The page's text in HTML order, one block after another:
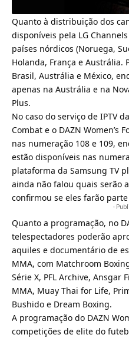
Quanto à distribuição dos
disponíveis pela LG Channels
países nórdicos (Noruega,
Holanda, França e Austrália.
Brasil, Austrália e México,
apenas na Austrália e na
Plus.
No caso do serviço de IPTV
Combat e o DAZN Women’s
nas numeração 108 e 109,
estão disponíveis nas
plataforma da Samsung TV
ainda não falou quais serão
confirmou se eles farão
-
Quanto a programação, no
telespectadores poderão
aquiles e documentário de
MMA, com Matchroom
Série X, PFL Archive, Ansgar
MMA, Muay Thai for Life,
Bushido e Dream Boxing.
A programação do DAZN
competições de elite do